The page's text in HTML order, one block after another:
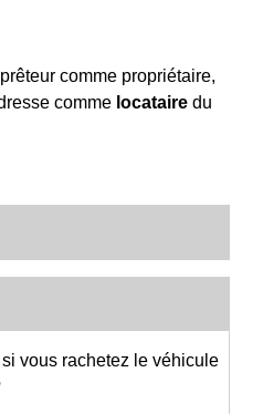
comme propriétaire,
comme locataire du
vous rachetez le véhicule